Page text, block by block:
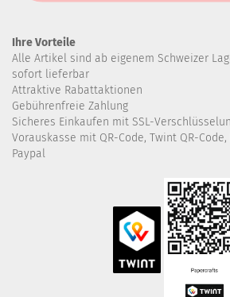
Ihre Vorteile
Alle Artikel sind ab eigenem Schweizer
sofort lieferbar
Attraktive Rabattaktionen
Gebührenfreie Zahlung
Sicheres Einkaufen mit SSL-
Vorauskasse mit QR-Code, Twint QR-
Paypal